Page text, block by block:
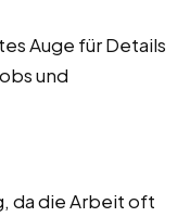
Auge für Details
und
da die Arbeit oft